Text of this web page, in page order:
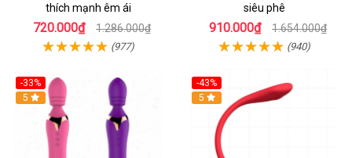
thích mạnh êm ái
720.000₫ 1.286.000₫
(977)
siêu phê
910.000₫ 1.654.000₫
(940)
-33%
Hot
5
-43%
Hot
5